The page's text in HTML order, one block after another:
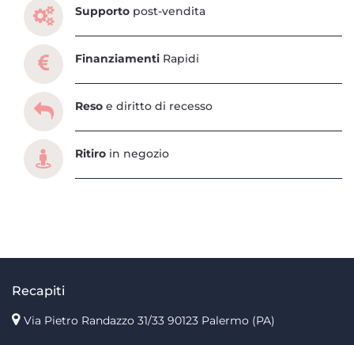
Supporto post-vendita
Finanziamenti Rapidi
Reso e diritto di recesso
Ritiro in negozio
Recapiti
Via Pietro Randazzo 31/33 90123 Palermo (PA)